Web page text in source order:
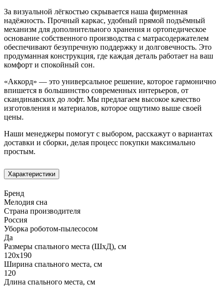
За визуальной лёгкостью скрывается наша фирменная
надёжность. Прочный каркас, удобный прямой подъёмный
механизм для дополнительного хранения и ортопедическое
основание собственного производства с матрасодержателем
обеспечивают безупречную поддержку и долговечность. Это
продуманная конструкция, где каждая деталь работает на ваш
комфорт и спокойный сон.
«Аккорд» — это универсальное решение, которое гармонично
впишется в большинство современных интерьеров, от
скандинавских до лофт. Мы предлагаем высокое качество
изготовления и материалов, которое ощутимо выше своей
цены.
Наши менеджеры помогут с выбором, расскажут о вариантах
доставки и сборки, делая процесс покупки максимально
простым.
Характеристики
Бренд
Мелодия сна
Страна производителя
Россия
Уборка роботом-пылесосом
Да
Размеры спального места (ШхД), см
120х190
Ширина спального места, см
120
Длина спального места, см